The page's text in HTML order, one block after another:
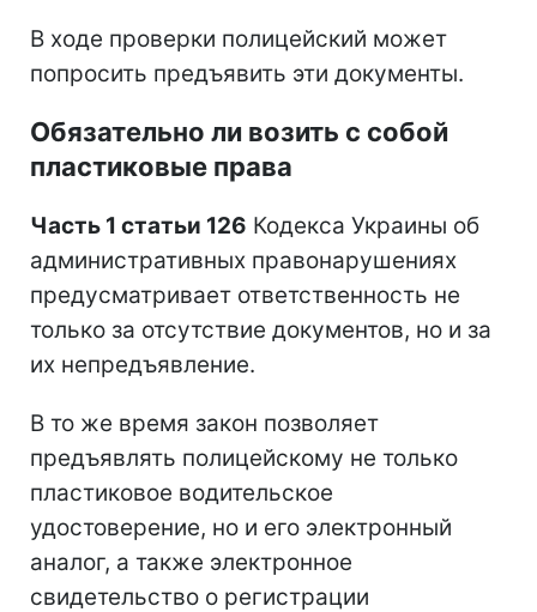
В ходе проверки полицейский может
попросить предъявить эти документы.
Обязательно ли возить с собой
пластиковые права
Часть 1 статьи 126 Кодекса Украины об
административных правонарушениях
предусматривает ответственность не
только за отсутствие документов, но и за
их непредъявление.
В то же время закон позволяет
предъявлять полицейскому не только
пластиковое водительское
удостоверение, но и его электронный
аналог, а также электронное
свидетельство о регистрации